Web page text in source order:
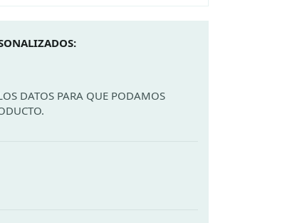
DATOS PARA QUE PODAMOS